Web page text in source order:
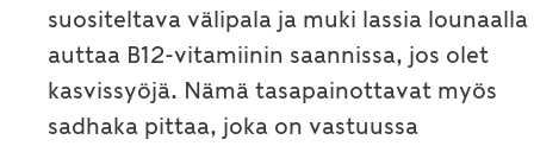
suositeltava välipala ja muki lassia lounaalla
auttaa B12-vitamiinin saannissa, jos olet
kasvissyöjä. Nämä tasapainottavat myös
sadhaka pittaa, joka on vastuussa